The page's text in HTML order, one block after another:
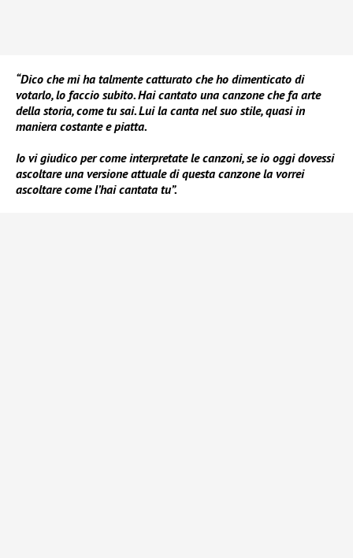
“Dico che mi ha talmente catturato che ho dimenticato di
votarlo, lo faccio subito. Hai cantato una canzone che fa arte
della storia, come tu sai. Lui la canta nel suo stile, quasi in
maniera costante e piatta.
Io vi giudico per come interpretate le canzoni, se io oggi dovessi
ascoltare una versione attuale di questa canzone la vorrei
ascoltare come l’hai cantata tu”.